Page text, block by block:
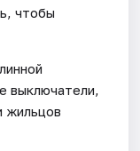
чтобы
выключатели,
жильцов